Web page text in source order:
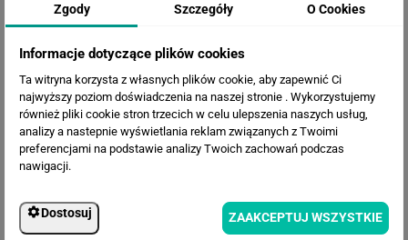
Fototapeta Malowane kwiaty
Zgody Szczegóły O Cookies
Informacje dotyczące plików cookies
Ta witryna korzysta z własnych plików cookie, aby zapewnić Ci
najwyższy poziom doświadczenia na naszej stronie . Wykorzystujemy
również pliki cookie stron trzecich w celu ulepszenia naszych usług,
analizy a nastepnie wyświetlania reklam związanych z Twoimi
preferencjami na podstawie analizy Twoich zachowań podczas
nawigacji.
Dostosuj ZAAKCEPTUJ WSZYSTKIE